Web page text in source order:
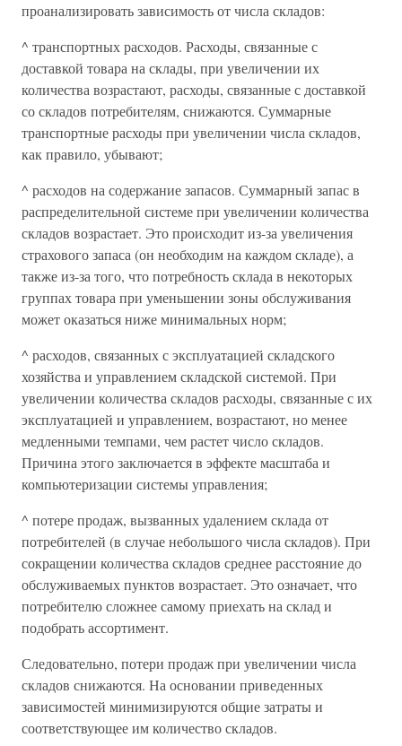
проанализировать зависимость от числа складов:
^ транспортных расходов. Расходы, связанные с
доставкой товара на склады, при увеличении их
количества возрастают, расходы, связанные с доставкой
со складов потребителям, снижаются. Суммарные
транспортные расходы при увеличении числа складов,
как правило, убывают;
^ расходов на содержание запасов. Суммарный запас в
распределительной системе при увеличении количества
складов возрастает. Это происходит из-за увеличения
страхового запаса (он необходим на каждом складе), а
также из-за того, что потребность склада в некоторых
группах товара при уменьшении зоны обслуживания
может оказаться ниже минимальных норм;
^ расходов, связанных с эксплуатацией складского
хозяйства и управлением складской системой. При
увеличении количества складов расходы, связанные с их
эксплуатацией и управлением, возрастают, но менее
медленными темпами, чем растет число складов.
Причина этого заключается в эффекте масштаба и
компьютеризации системы управления;
^ потере продаж, вызванных удалением склада от
потребителей (в случае небольшого числа складов). При
сокращении количества складов среднее расстояние до
обслуживаемых пунктов возрастает. Это означает, что
потребителю сложнее самому приехать на склад и
подобрать ассортимент.
Следовательно, потери продаж при увеличении числа
складов снижаются. На основании приведенных
зависимостей минимизируются общие затраты и
соответствующее им количество складов.